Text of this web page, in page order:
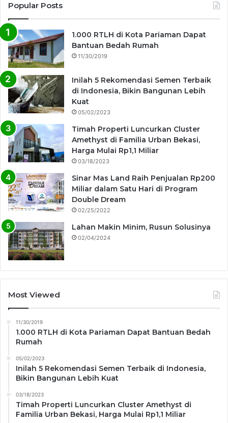
Popular Posts
1.000 RTLH di Kota Pariaman Dapat
Bantuan Bedah Rumah
11/30/2019
Inilah 5 Rekomendasi Semen Terbaik
di Indonesia, Bikin Bangunan Lebih
Kuat
05/02/2023
Timah Properti Luncurkan Cluster
Amethyst di Familia Urban Bekasi,
Harga Mulai Rp1,1 Miliar
03/18/2023
Sinar Mas Land Raih Penjualan Rp200
Miliar dalam Satu Hari di Program
Double Dream
02/25/2022
Lahan Makin Minim, Rusun Solusinya
02/04/2024
Most Viewed
11/30/2019
1.000 RTLH di Kota Pariaman Dapat Bantuan Bedah
Rumah
05/02/2023
Inilah 5 Rekomendasi Semen Terbaik di Indonesia,
Bikin Bangunan Lebih Kuat
03/18/2023
Timah Properti Luncurkan Cluster Amethyst di
Familia Urban Bekasi, Harga Mulai Rp1,1 Miliar